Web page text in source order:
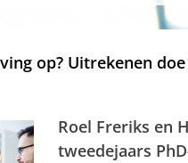
op? Uitrekenen doe
Roel Freriks en
tweedejaars